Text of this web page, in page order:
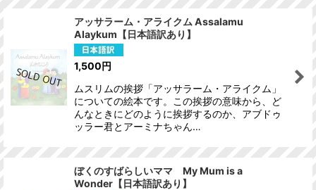
アッサラーム・アライクム Assalamu
Alaykum【日本語訳あり】
1,500円
ムスリムの挨拶「アッサラーム・アライクム」
についての絵本です。この挨拶の意味から、ど
んなときにどのように挨拶するのか、アブドゥ
ッラー君とアーミナちゃん…
ぼくのすばらしいママ My Mum is a
Wonder【日本語訳あり】